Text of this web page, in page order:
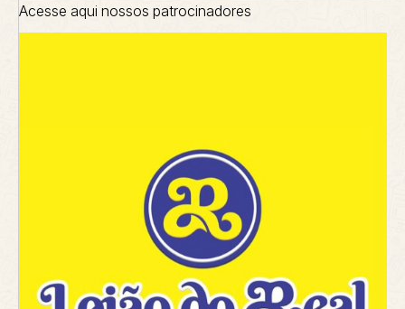
Acesse aqui nossos patrocinadores